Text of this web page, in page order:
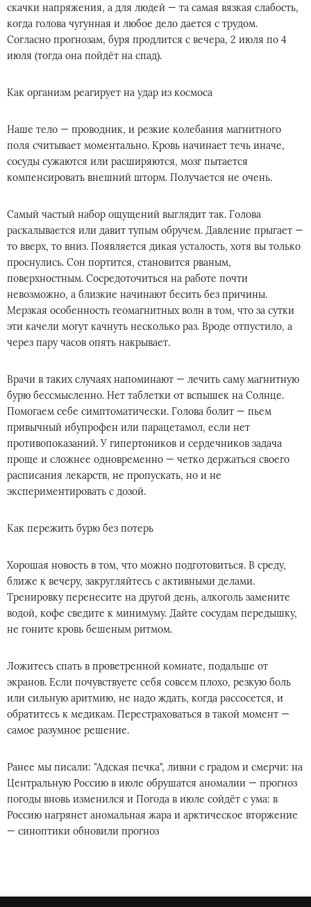
скачки напряжения, а для людей — та самая вязкая слабость,
когда голова чугунная и любое дело дается с трудом.
Согласно прогнозам, буря продлится с вечера, 2 июля по 4
июля (тогда она пойдёт на спад).
Как организм реагирует на удар из космоса
Наше тело — проводник, и резкие колебания магнитного
поля считывает моментально. Кровь начинает течь иначе,
сосуды сужаются или расширяются, мозг пытается
компенсировать внешний шторм. Получается не очень.
Самый частый набор ощущений выглядит так. Голова
раскалывается или давит тупым обручем. Давление прыгает —
то вверх, то вниз. Появляется дикая усталость, хотя вы только
проснулись. Сон портится, становится рваным,
поверхностным. Сосредоточиться на работе почти
невозможно, а близкие начинают бесить без причины.
Мерзкая особенность геомагнитных волн в том, что за сутки
эти качели могут качнуть несколько раз. Вроде отпустило, а
через пару часов опять накрывает.
Врачи в таких случаях напоминают — лечить саму магнитную
бурю бессмысленно. Нет таблетки от вспышек на Солнце.
Помогаем себе симптоматически. Голова болит — пьем
привычный ибупрофен или парацетамол, если нет
противопоказаний. У гипертоников и сердечников задача
проще и сложнее одновременно — четко держаться своего
расписания лекарств, не пропускать, но и не
экспериментировать с дозой.
Как пережить бурю без потерь
Хорошая новость в том, что можно подготовиться. В среду,
ближе к вечеру, закругляйтесь с активными делами.
Тренировку перенесите на другой день, алкоголь замените
водой, кофе сведите к минимуму. Дайте сосудам передышку,
не гоните кровь бешеным ритмом.
Ложитесь спать в проветренной комнате, подальше от
экранов. Если почувствуете себя совсем плохо, резкую боль
или сильную аритмию, не надо ждать, когда рассосется, и
обратитесь к медикам. Перестраховаться в такой момент —
самое разумное решение.
Ранее мы писали: "Адская печка", ливни с градом и смерчи: на
Центральную Россию в июле обрушатся аномалии — прогноз
погоды вновь изменился и Погода в июле сойдёт с ума: в
Россию нагрянет аномальная жара и арктическое вторжение
— синоптики обновили прогноз